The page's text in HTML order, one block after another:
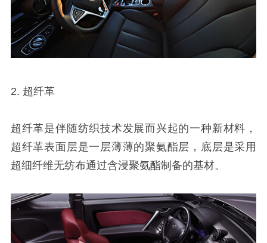
2. 超纤革
超纤革是伴随纺织技术发展而兴起的一种新材料，
超纤革表面层是一层薄薄的聚氨酯层，底层是采用
超细纤维无纺布通过含浸聚氨酯制备的基材。